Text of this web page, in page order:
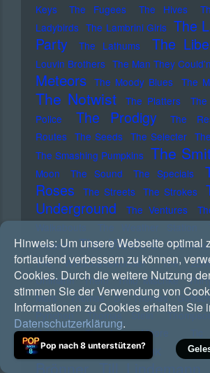
Keys
The Fugees The Hives
Ladybirds The Lambrini Girls The
Party
The Lathums The
Louvin Brothers The Man They
Meteors The Moody Blues The
The Notwist The Platters
Police
The Prodigy The
Routes The Seeds The Selecter
The Smashing Pumpkins The
Moon
The Sound The Specials
Roses
The Streets The Strokes
Underground
The Ventures
Present
The Weeknd The Who
The Wirtschaftswunder
The
Uhlmann
Them Thilo Mischke
Mars
Thomas D Thomas
Pynchon
Thomas Stein
Gristle
Thurston Moore
Tiefbasskommando TBK
Hinweis: Um unsere Webseite optimal
fortlaufend verbessern zu können,
Cookies. Durch die weitere Nutzung
stimmen Sie der Verwendung von
Informationen zu Cookies erhalten Sie
Datenschutzerklärung.
Pop nach 8 unterstützen?